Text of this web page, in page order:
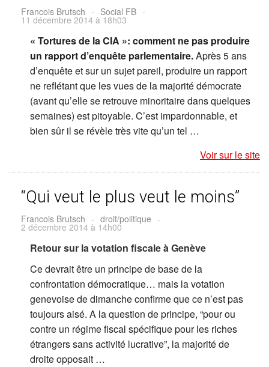
Francois Brutsch - Social FB -
11 décembre 2014 à 18h03
« Tortures de la CIA »: comment ne pas produire
un rapport d’enquête parlementaire.Après 5 ans
d’enquête et sur un sujet pareil, produire un rapport
ne reflétant que les vues de la majorité démocrate
(avant qu’elle se retrouve minoritaire dans quelques
semaines) est pitoyable. C’est impardonnable, et
bien sûr il se révèle très vite qu’un tel …
Voir sur le site
“Qui veut le plus veut le moins”
Francois Brutsch - droit/politique -
2 décembre 2014 à 14h00
Retour sur la votation fiscale à Genève
Ce devrait être un principe de base de la
confrontation démocratique… mais la votation
genevoise de dimanche confirme que ce n’est pas
toujours aisé. A la question de principe, “pour ou
contre un régime fiscal spécifique pour les riches
étrangers sans activité lucrative”, la majorité de
droite opposait …